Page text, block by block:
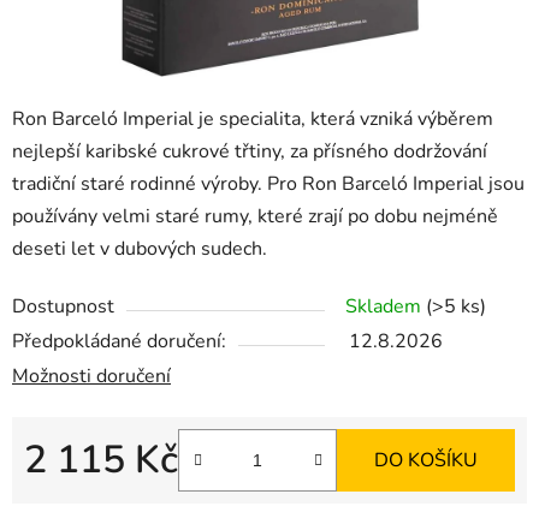
Ron Barceló Imperial je specialita, která vzniká výběrem
nejlepší karibské cukrové třtiny, za přísného dodržování
tradiční staré rodinné výroby. Pro Ron Barceló Imperial jsou
používány velmi staré rumy, které zrají po dobu nejméně
deseti let v dubových sudech.
Dostupnost Skladem (>5 ks)
Předpokládané doručení:
12.8.2026
Možnosti doručení
2 115 Kč DO KOŠÍKU